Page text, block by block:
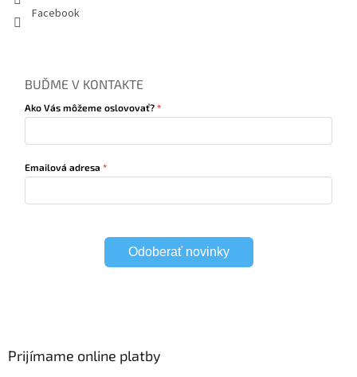
Facebook
BUĎME V KONTAKTE
Ako Vás môžeme oslovovať?
Emailová adresa
Odoberať novinky
Prijímame online platby